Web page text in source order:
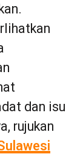
dan isu
rujukan